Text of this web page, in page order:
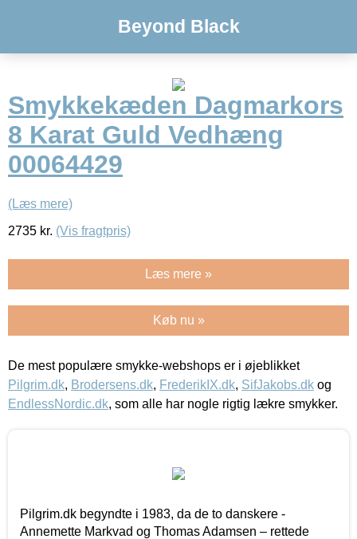
Beyond Black
Smykkekæden Dagmarkors
8 Karat Guld Vedhæng
00064429
(Læs mere)
2735 kr. (Vis fragtpris)
Læs mere »
Køb nu »
De mest populære smykke-webshops er i øjeblikket
Pilgrim.dk, Brodersens.dk, FrederikIX.dk, SifJakobs.dk og
EndlessNordic.dk, som alle har nogle rigtig lækre smykker.
Pilgrim.dk begyndte i 1983, da de to danskere -
Annemette Markvad og Thomas Adamsen – rettede